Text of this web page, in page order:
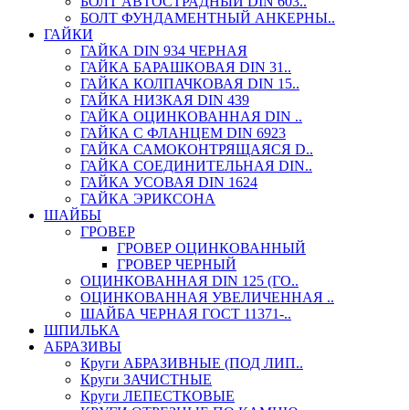
БОЛТ ФУНДАМЕНТНЫЙ АНКЕРНЫ..
ГАЙКИ
ГАЙКА DIN 934 ЧЕРНАЯ
ГАЙКА БАРАШКОВАЯ DIN 31..
ГАЙКА КОЛПАЧКОВАЯ DIN 15..
ГАЙКА НИЗКАЯ DIN 439
ГАЙКА ОЦИНКОВАННАЯ DIN ..
ГАЙКА С ФЛАНЦЕМ DIN 6923
ГАЙКА САМОКОНТРЯЩАЯСЯ D..
ГАЙКА СОЕДИНИТЕЛЬНАЯ DIN..
ГАЙКА УСОВАЯ DIN 1624
ГАЙКА ЭРИКСОНА
ШАЙБЫ
ГРОВЕР
ГРОВЕР ОЦИНКОВАННЫЙ
ГРОВЕР ЧЕРНЫЙ
ОЦИНКОВАННАЯ DIN 125 (ГО..
ОЦИНКОВАННАЯ УВЕЛИЧЕННАЯ ..
ШАЙБА ЧЕРНАЯ ГОСТ 11371-..
ШПИЛЬКА
АБРАЗИВЫ
Круги АБРАЗИВНЫЕ (ПОД ЛИП..
Круги ЗАЧИСТНЫЕ
Круги ЛЕПЕСТКОВЫЕ